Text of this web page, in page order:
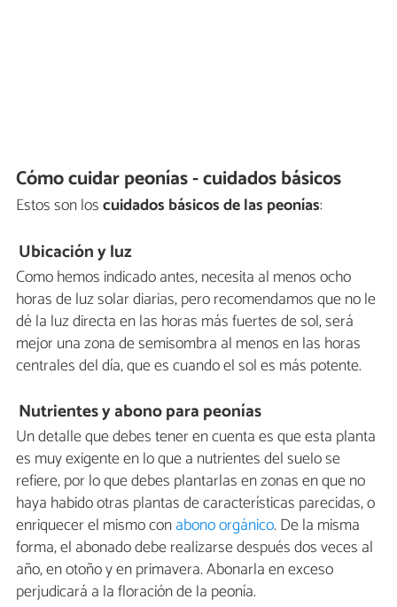
Cómo cuidar peonías - cuidados básicos
Estos son loscuidados básicos de las peonías:
Ubicación y luz
Como hemos indicado antes, necesita al menos ocho
horas de luz solar diarias, pero recomendamos que no le
dé la luz directa en las horas más fuertes de sol, será
mejor una zona de semisombra al menos en las horas
centrales del día, que es cuando el sol es más potente.
Nutrientes y abono para peonías
Un detalle que debes tener en cuenta es que esta planta
es muy exigente en lo que a nutrientes del suelo se
refiere, por lo que debes plantarlas en zonas en que no
haya habido otras plantas de características parecidas, o
enriquecer el mismo conabono orgánico. De la misma
forma, el abonado debe realizarse después dos veces al
año, en otoño y en primavera. Abonarla en exceso
perjudicará a la floración de la peonía.